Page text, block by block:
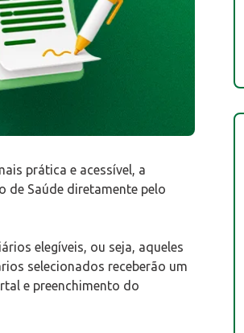
prática e acessível, a
de Saúde diretamente pelo
elegíveis, ou seja, aqueles
selecionados receberão um
e preenchimento do